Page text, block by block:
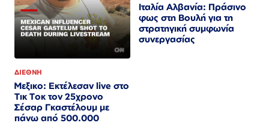
ΔΙΕΘΝΗ
Μεξικο: Εκτέλεσαν live στο
Τικ Τοκ τον 25χρονο
Σέσαρ Γκαστέλουμ με
πάνω από 500.000
Ιταλία Αλβανία: Πράσινο
φως στη Βουλή για τη
στρατηγική συμφωνία
συνεργασίας